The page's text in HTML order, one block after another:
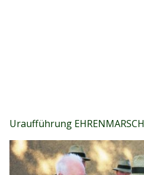
Uraufführung EHRENMARSCH